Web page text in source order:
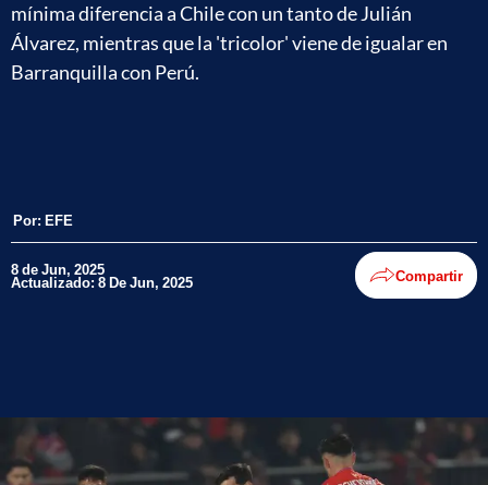
mínima diferencia a Chile con un tanto de Julián
Álvarez, mientras que la 'tricolor' viene de igualar en
Barranquilla con Perú.
Por: EFE
8 de Jun, 2025
Actualizado: 8 De Jun, 2025 Compartir